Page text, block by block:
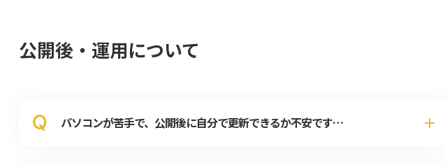
公開後・運用について
Q パソコンが苦手で、公開後に自分で更新できるか不安です…